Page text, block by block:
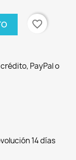
favorite_border
PayPal o
14 días